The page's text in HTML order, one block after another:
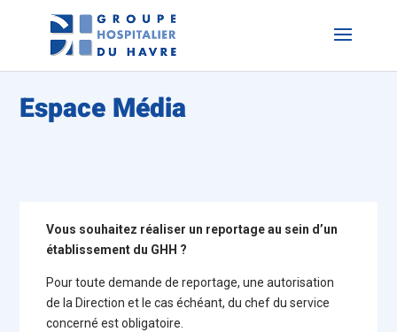
Espace Média
Vous souhaitez réaliser un reportage au sein d’un
établissement du GHH ?
Pour toute demande de reportage, une autorisation
de la Direction et le cas échéant, du chef du service
concerné est obligatoire.